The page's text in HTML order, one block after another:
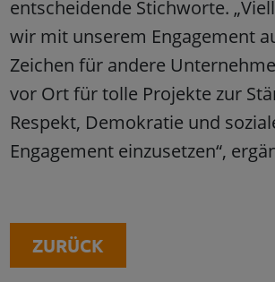
entscheidende Stichworte.
wir mit unserem Engagement
Zeichen für andere
vor Ort für tolle Projekte zur
Respekt, Demokratie und
Engagement einzusetzen“,
ZURÜCK